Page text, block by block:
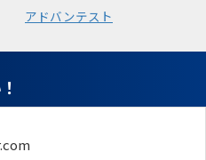
アドバンテスト